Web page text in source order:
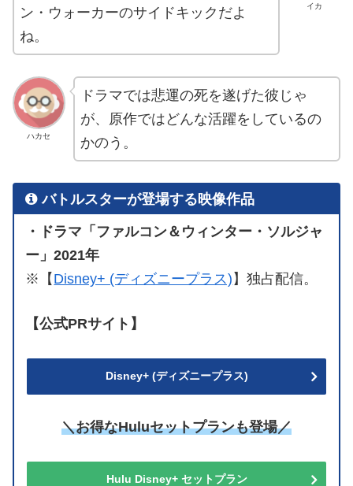
イカ
ン・ウォーカーのサイドキックだよ
ね。
ハカセ
ドラマでは悲運の死を遂げた彼じゃ
が、原作ではどんな活躍をしているの
かのう。
バトルスターが登場する映像作品
・ドラマ「ファルコン＆ウィンター・ソルジャ
ー」2021年
※【 Disney+ (ディズニープラス) 】独占配信。
【公式PRサイト】
Disney+ (ディズニープラス)
＼お得なHuluセットプランも登場／
Hulu Disney+ セットプラン